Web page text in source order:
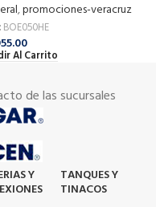
,promociones-veracruz
BOE050HE
Al Carrito
de las sucursales
Y TANQUES Y
TINACOS